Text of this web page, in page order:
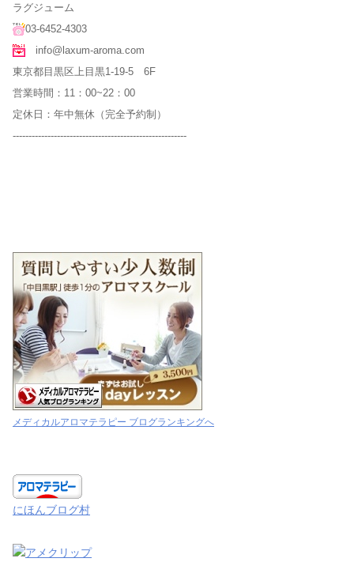
ラグジューム
03-6452-4303
info@laxum-aroma.com
東京都目黒区上目黒1-19-5 6F
営業時間：11：00~22：00
定休日：年中無休（完全予約制）
-------------------------------------------------------
メディカルアロマテラピー ブログランキングへ
にほんブログ村